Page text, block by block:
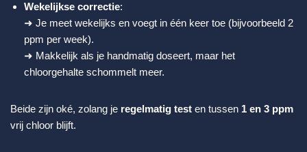
Wekelijkse correctie:
➜ Je meet wekelijks en voegt in één keer toe (bijvoorbeeld 2
ppm per week).
➜ Makkelijk als je handmatig doseert, maar het
chloorgehalte schommelt meer.
Beide zijn oké, zolang je regelmatig test en tussen 1 en 3 ppm
vrij chloor blijft.